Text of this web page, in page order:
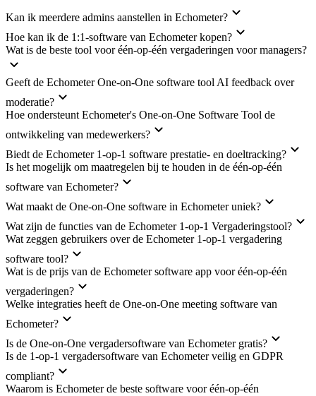
Kan ik meerdere admins aanstellen in Echometer?
Hoe kan ik de 1:1-software van Echometer kopen?
Wat is de beste tool voor één-op-één vergaderingen voor managers?
Geeft de Echometer One-on-One software tool AI feedback over
moderatie?
Hoe ondersteunt Echometer's One-on-One Software Tool de
ontwikkeling van medewerkers?
Biedt de Echometer 1-op-1 software prestatie- en doeltracking?
Is het mogelijk om maatregelen bij te houden in de één-op-één
software van Echometer?
Wat maakt de One-on-One software in Echometer uniek?
Wat zijn de functies van de Echometer 1-op-1 Vergaderingstool?
Wat zeggen gebruikers over de Echometer 1-op-1 vergadering
software tool?
Wat is de prijs van de Echometer software app voor één-op-één
vergaderingen?
Welke integraties heeft de One-on-One meeting software van
Echometer?
Is de One-on-One vergadersoftware van Echometer gratis?
Is de 1-op-1 vergadersoftware van Echometer veilig en GDPR
compliant?
Waarom is Echometer de beste software voor één-op-één